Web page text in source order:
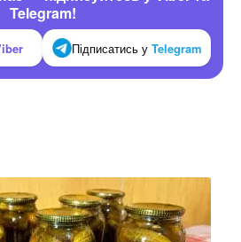
Telegram!
Підписатись у Telegram